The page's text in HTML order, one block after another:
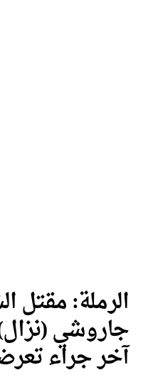
الرملة: مقتل
جاروشي
آخر جراء